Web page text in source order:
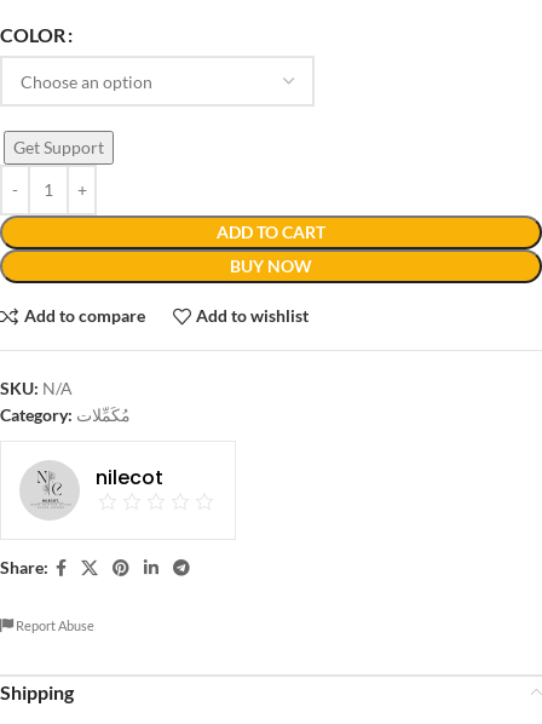
COLOR
ADD TO CART
BUY NOW
Get Support
Add to compare Add to wishlist
SKU: N/A
Category: مُكَمِّلات
nilecot
Share:
Report Abuse
Shipping